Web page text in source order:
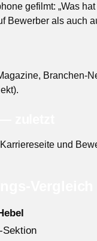
gefilmt: „Was
Bewerber als auch
Branchen-
und
Sektion